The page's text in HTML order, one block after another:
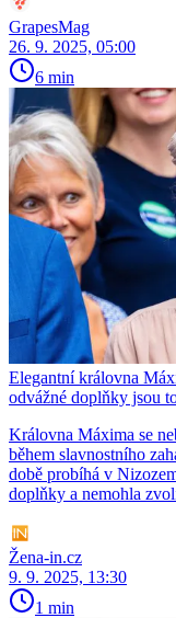
GrapesMag
26. 9. 2025, 05:00
6 min
Elegantní královna
odvážné doplňky jsou
Královna Máxima se
během slavnostního
době probíhá v
doplňky a nemohla
Žena-in.cz
9. 9. 2025, 13:30
1 min